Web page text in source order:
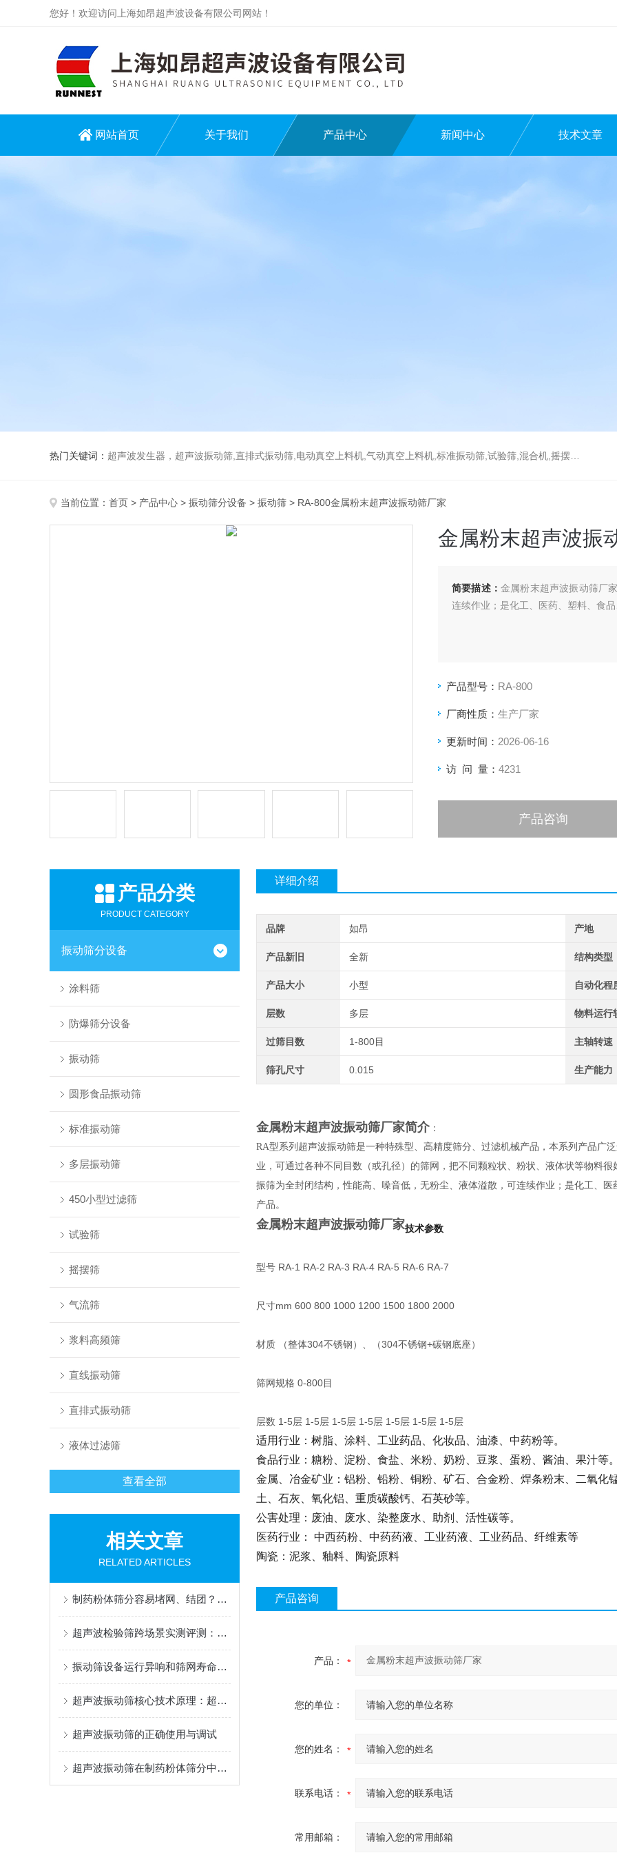
您好！欢迎访问上海如昂超声波设备有限公司网站！
网站首页 关于我们 产品中心 新闻中心 技术文章
热门关键词： 超声波发生器，超声波振动筛,直排式振动筛,电动真空上料机,气动真空上料机,标准振动筛,试验筛,混合机,摇摆筛，检验筛
当前位置： 首页 > 产品中心 > 振动筛分设备 > 振动筛 > RA-800金属粉末超声波振动筛厂家
金属粉末超声波振
简要描述： 金属粉末超声波振动筛厂
连续作业；是化工、医药、塑料、食
产品型号： RA-800
厂商性质： 生产厂家
更新时间： 2026-06-16
访 问 量： 4231
产品咨询
产品分类
PRODUCT CATEGORY
振动筛分设备
涂料筛
防爆筛分设备
振动筛
圆形食品振动筛
标准振动筛
多层振动筛
450小型过滤筛
试验筛
摇摆筛
气流筛
浆料高频筛
直线振动筛
直排式振动筛
液体过滤筛
查看全部
相关文章
RELATED ARTICLES
制药粉体筛分容易堵网、结团？超声波振动筛的应用分析
超声波检验筛跨场景实测评测：精度与合规性核心对比
振动筛设备运行异响和筛网寿命短原因与方案
超声波振动筛核心技术原理：超声赋能，重构精细筛分逻辑
超声波振动筛的正确使用与调试
超声波振动筛在制药粉体筛分中的技术原理与应用分析
详细介绍
品牌 如昂 产地
产品新旧 全新 结构类型
产品大小 小型 自动化程
层数 多层 物料运行
过筛目数 1-800目 主轴转速
筛孔尺寸 0.015 生产能力
金属粉末超声波振动筛厂家简介：
RA型系列超声波振动筛是一种特殊型、高精度筛分、过滤机械产品，本系列产品广
业，可通过各种不同目数（或孔径）的筛网，把不同颗粒状、粉状、液体状等物料
振筛为全封闭结构，性能高、噪音低，无粉尘、液体溢散，可连续作业；是化工、
产品。
金属粉末超声波振动筛厂家技术参数
型号 RA-1 RA-2 RA-3 RA-4 RA-5 RA-6 RA-7
尺寸mm 600 800 1000 1200 1500 1800 2000
材质 （整体304不锈钢）、（304不锈钢+碳钢底座）
筛网规格 0-800目
层数 1-5层 1-5层 1-5层 1-5层 1-5层 1-5层 1-5层
适用行业：树脂、涂料、工业药品、化妆品、油漆、中药粉等。
食品行业：糖粉、淀粉、食盐、米粉、奶粉、豆浆、蛋粉、酱油、果汁等
金属、冶金矿业：铝粉、铅粉、铜粉、矿石、合金粉、焊条粉末、二氧化
土、石灰、氧化铝、重质碳酸钙、石英砂等。
公害处理：废油、废水、染整废水、助剂、活性碳等。
医药行业： 中西药粉、中药药液、工业药液、工业药品、纤维素等
陶瓷：泥浆、釉料、陶瓷原料
产品咨询
产品：
您的单位：
您的姓名：
联系电话：
常用邮箱：